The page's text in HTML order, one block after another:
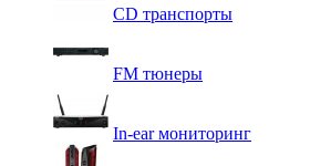
CD транспорты
FM тюнеры
In-ear мониторинг